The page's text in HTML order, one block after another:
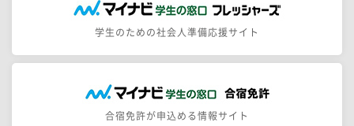
学生のための社会人準備応援サイト
合宿免許が申込める情報サイト